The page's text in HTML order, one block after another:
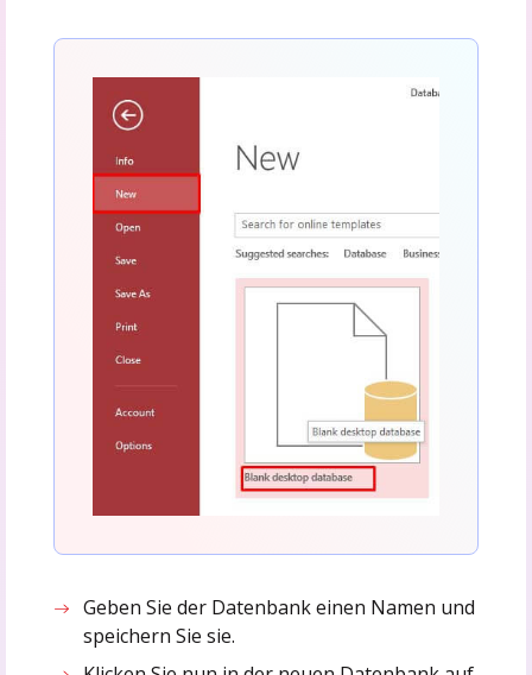
Geben Sie der Datenbank einen Namen und
speichern Sie sie.